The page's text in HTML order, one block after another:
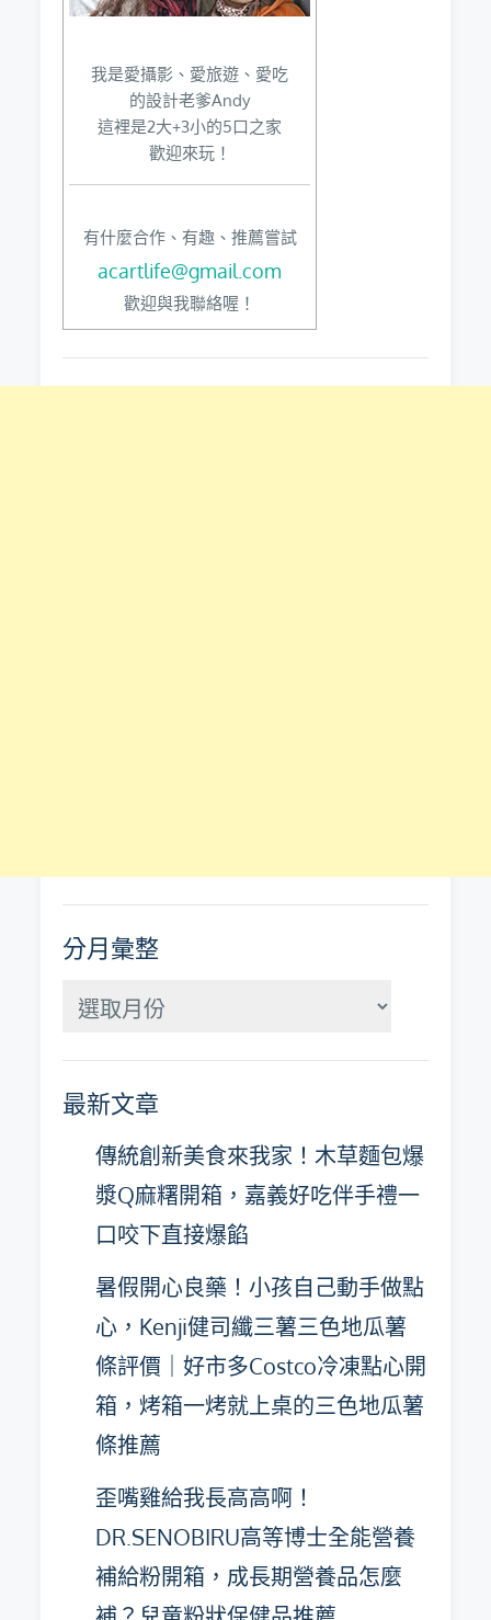
我是愛攝影、愛旅遊、愛吃
的設計老爹Andy
這裡是2大+3小的5口之家
歡迎來玩！
有什麼合作、有趣、推薦嘗試
acartlife@gmail.com
歡迎與我聯絡喔！
分月彙整
分
整
最新文章
傳統創新美食來我家！木草麵包爆
漿Q麻糬開箱，嘉義好吃伴手禮一
口咬下直接爆餡
暑假開心良藥！小孩自己動手做點
心，Kenji健司纖三薯三色地瓜薯
條評價｜好市多Costco冷凍點心開
箱，烤箱一烤就上桌的三色地瓜薯
條推薦
歪嘴雞給我長高高啊！
DR.SENOBIRU高等博士全能營養
補給粉開箱，成長期營養品怎麼